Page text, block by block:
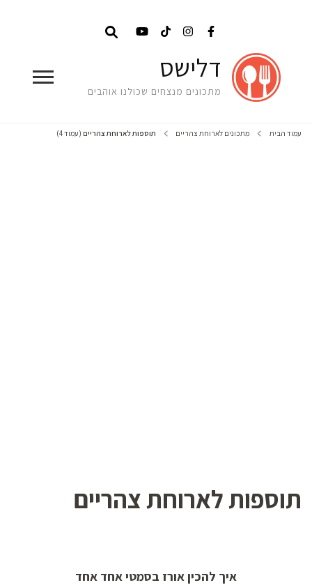
דלישס
מתכונים מנצחים שכולנו אוהבים
עמוד הבית מתכונים לארוחת צהריים תוספות לארוחת צהריים (עמוד 4)
תוספות לארוחת צהריים
איך להכין אורז בסמטי אחד אחד